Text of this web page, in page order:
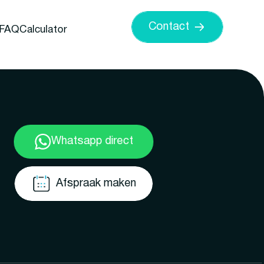
FAQCalculator Contact
Whatsapp direct
Afspraak maken